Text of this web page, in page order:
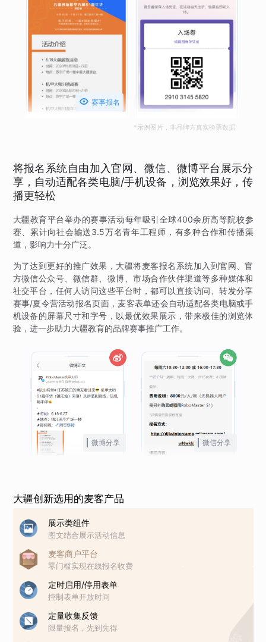
 赛事报名
*示例图片，非品牌方真实验票数据
将报名系统自由加入官网、微信、微博平台展示分
享，自动适配各类电脑/手机设备，浏览效果好，传
播更轻松
大疆教育平台举办的赛事活动每年吸引全球400余所高等院校参
赛、累计向社会输送3.5万名青年工程师，有多种合作和传播渠
道，影响力十分广泛。
为了达到更好的推广效果，大疆将麦客报名系统加入到官网、官
方微信公众号、微信群、微博、市场合作伙伴渠道等多种媒体和
社交平台，任何人访问这些平台时，都可以直接访问、转发分享
赛事/夏令营活动报名页面，麦客表单还会自动适配各类电脑或手
机设备的屏幕尺寸和字号，以最优效果展示，带来极佳的浏览体
验，进一步助力大疆教育的品牌赛事推广工作。
微博分享 微信分享
大疆创新选用的麦客产品
展示类组件
图文结合展示活动信息
麦客商户平台
零门槛实现在线报名收费
定时启用/停用表单
控制表单开放时间
定量收集反馈
限量报名，先到先得